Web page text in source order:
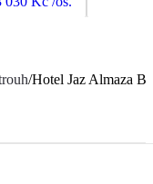
/Hotel Jaz Almaza